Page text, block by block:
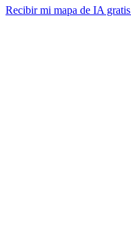
Recibir mi mapa de IA gratis